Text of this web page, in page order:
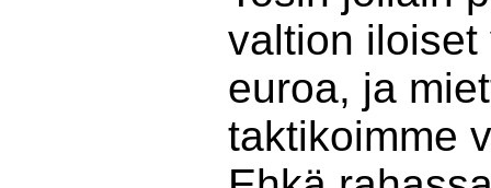
valtion
euroa, ja
taktikoimme